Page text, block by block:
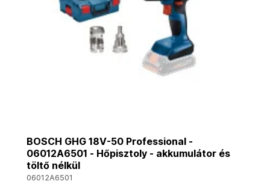
BOSCH GHG 18V-50 Professional -
06012A6501 - Hőpisztoly - akkumulátor és
töltő nélkül
06012A6501